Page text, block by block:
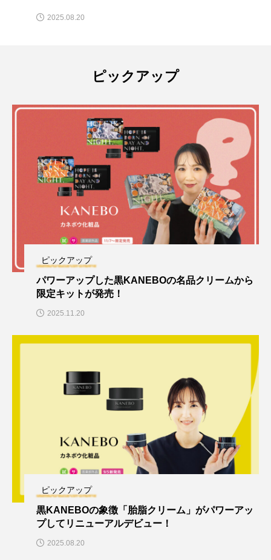
2025.08.20
ピックアップ
ピックアップ
パワーアップした黒KANEBOの名品クリームから
限定キットが発売！
2025.11.20
ピックアップ
黒KANEBOの象徴「胎脂クリーム」がパワーアッ
プしてリニューアルデビュー！
2025.08.20